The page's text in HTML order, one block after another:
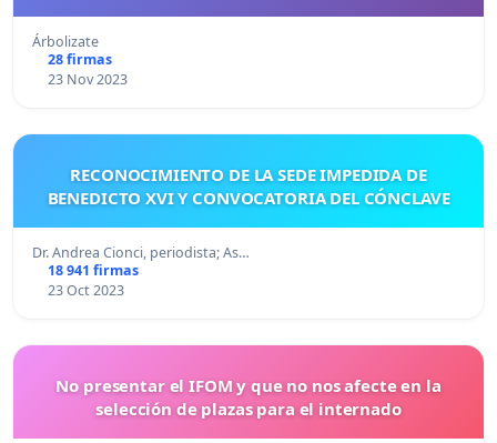
Árbolizate
28 firmas
23 Nov 2023
RECONOCIMIENTO DE LA SEDE IMPEDIDA DE
BENEDICTO XVI Y CONVOCATORIA DEL CÓNCLAVE
Dr. Andrea Cionci, periodista; As…
18 941 firmas
23 Oct 2023
No presentar el IFOM y que no nos afecte en la
selección de plazas para el internado